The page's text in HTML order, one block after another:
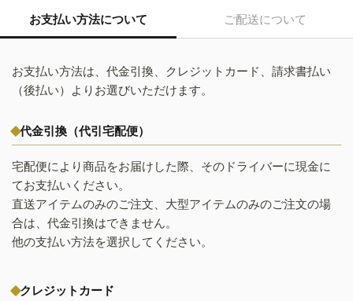
お支払い方法について ご配送について
お支払い方法は、代金引換、クレジットカード、請求書払い
（後払い）よりお選びいただけます。
代金引換（代引宅配便）
宅配便により商品をお届けした際、そのドライバーに現金に
てお支払いください。
直送アイテムのみのご注文、大型アイテムのみのご注文の場
合は、代金引換はできません。
他の支払い方法を選択してください。
クレジットカード